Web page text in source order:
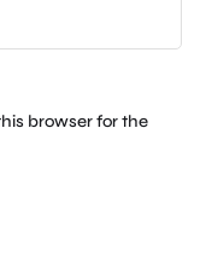
browser for the